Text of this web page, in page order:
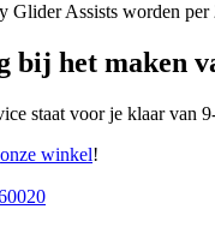
Glider Assists worden per
bij het maken
staat voor je klaar van
onze winkel!